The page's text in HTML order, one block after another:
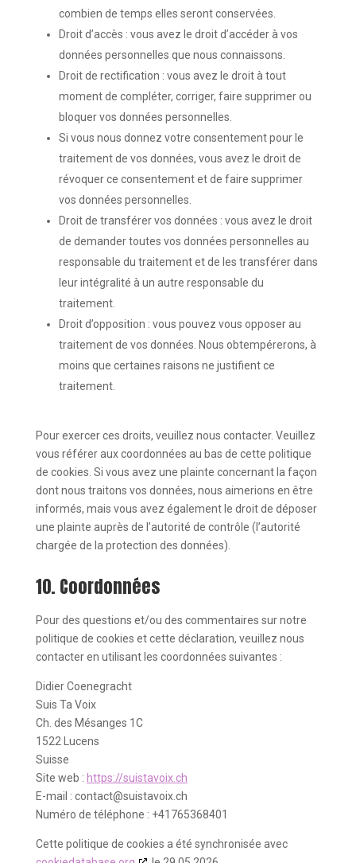
combien de temps elles seront conservées.
Droit d’accès : vous avez le droit d’accéder à vos
données personnelles que nous connaissons.
Droit de rectification : vous avez le droit à tout
moment de compléter, corriger, faire supprimer ou
bloquer vos données personnelles.
Si vous nous donnez votre consentement pour le
traitement de vos données, vous avez le droit de
révoquer ce consentement et de faire supprimer
vos données personnelles.
Droit de transférer vos données : vous avez le droit
de demander toutes vos données personnelles au
responsable du traitement et de les transférer dans
leur intégralité à un autre responsable du
traitement.
Droit d’opposition : vous pouvez vous opposer au
traitement de vos données. Nous obtempérerons, à
moins que certaines raisons ne justifient ce
traitement.
Pour exercer ces droits, veuillez nous contacter. Veuillez
vous référer aux coordonnées au bas de cette politique
de cookies. Si vous avez une plainte concernant la façon
dont nous traitons vos données, nous aimerions en être
informés, mais vous avez également le droit de déposer
une plainte auprès de l’autorité de contrôle (l’autorité
chargée de la protection des données).
10. Coordonnées
Pour des questions et/ou des commentaires sur notre
politique de cookies et cette déclaration, veuillez nous
contacter en utilisant les coordonnées suivantes :
Didier Coenegracht
Suis Ta Voix
Ch. des Mésanges 1C
1522 Lucens
Suisse
Site web : https://suistavoix.ch
E-mail : contact@suistavoix.ch
Numéro de téléphone : +41765368401
Cette politique de cookies a été synchronisée avec